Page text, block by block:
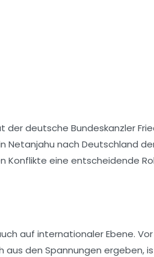
deutsche Bundeskanzler
Netanjahu nach Deutschland
eine entscheidende
auf internationaler Ebene.
aus den Spannungen ergeben,